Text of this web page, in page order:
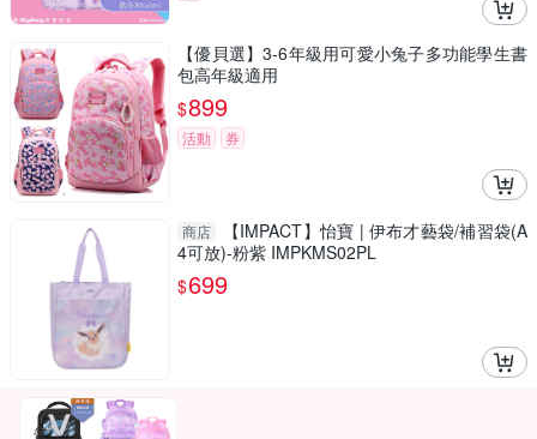
【優貝選】3-6年級用可愛小兔子多功能學生書
包高年級適用
$899
活動 券
商店
【IMPACT】怡寶 | 伊布才藝袋/補習袋(A
4可放)-粉紫 IMPKMS02PL
$699